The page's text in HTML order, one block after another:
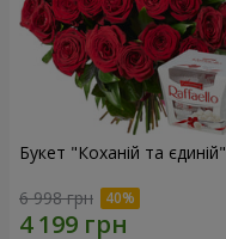
Букет "Коханій та єдиній"
6 998 грн